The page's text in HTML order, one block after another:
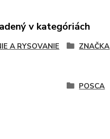
v kategóriách
A RYSOVANIE ZNAČKA
POSCA